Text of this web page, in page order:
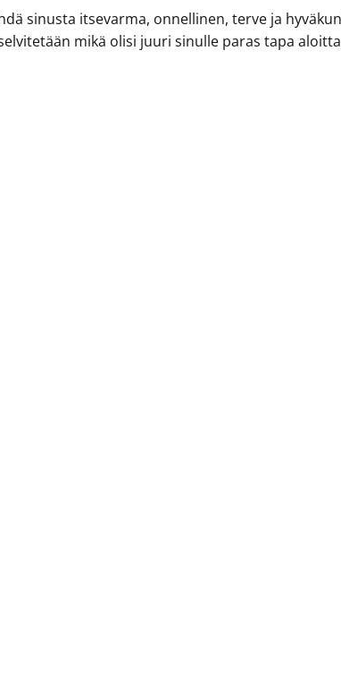
sinusta itsevarma, onnellinen, terve ja
mikä olisi juuri sinulle paras tapa